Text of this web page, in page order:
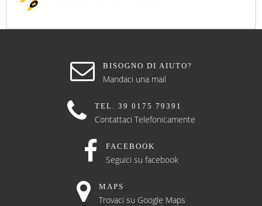
BISOGNO DI AIUTO?
Mandaci una mail
TEL. 39 0175 79391
Contattaci Telefonicamente
FACEBOOK
Seguici su facebook
MAPS
Trovaci su Google Maps